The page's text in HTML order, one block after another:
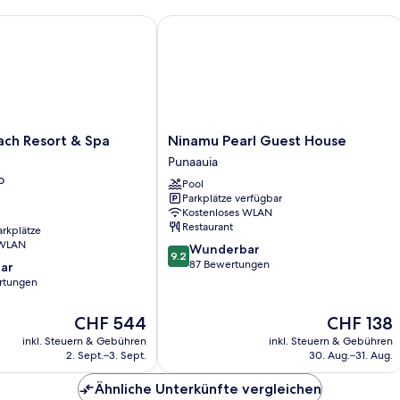
Resort & Spa
Der
Preis
beträgt
CHF 544
inkl. Steuern & Gebühren
2. Sept.–3. Sept.
Ninamu
Pearl
Guest
House
Punaauia
Ninamu Pearl Guest House
Punaauia
Pool
Parkplätze verfügbar
Kostenloses WLAN
Restaurant
9.2
von
9.2 Wunderbar
87 Bewertungen
Der
Preis
beträgt
CHF 138
inkl. Steuern & Gebühren
30. Aug.–31. Aug.
Ninamu Pearl Guest House
Ähnliche Unterkünfte vergleichen